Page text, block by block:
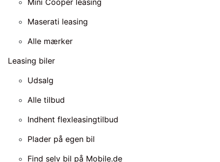
Maserati leasing
Alle mærker
Leasing biler
Udsalg
Alle tilbud
Indhent flexleasingtilbud
Plader på egen bil
Find selv bil på Mobile.de